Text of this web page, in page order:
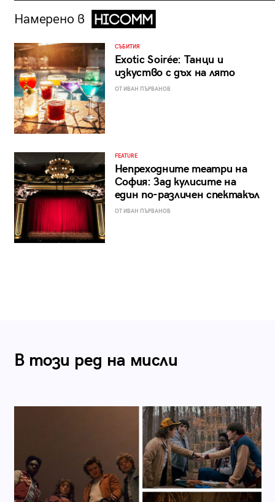
Намерено в
СЪБИТИЯ
Exotic Soirée: Танци и
изкуство с дъх на лято
ОТ ИВАН ПЪРВАНОВ
FEATURE
Непреходните театри на
София: Зад кулисите на
един по-различен спектакъл
ОТ ИВАН ПЪРВАНОВ
В този ред на мисли